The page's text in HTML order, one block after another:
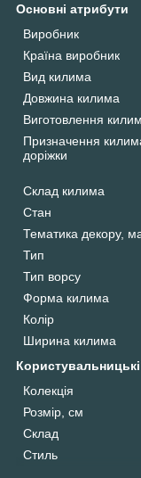
Основні атрибути
Виробник
Країна виробник
Вид килима
Довжина килима
Виготовлення
Призначення
доріжки
Склад килима
Стан
Тематика декору,
Тип
Тип ворсу
Форма килима
Колір
Ширина килима
Колекція
Розмір, см
Склад
Стиль